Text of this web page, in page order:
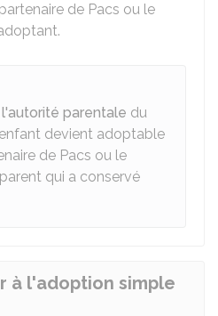
de Pacs ou le
parentale du
devient adoptable
de Pacs ou le
qui a conservé
à l'adoption simple